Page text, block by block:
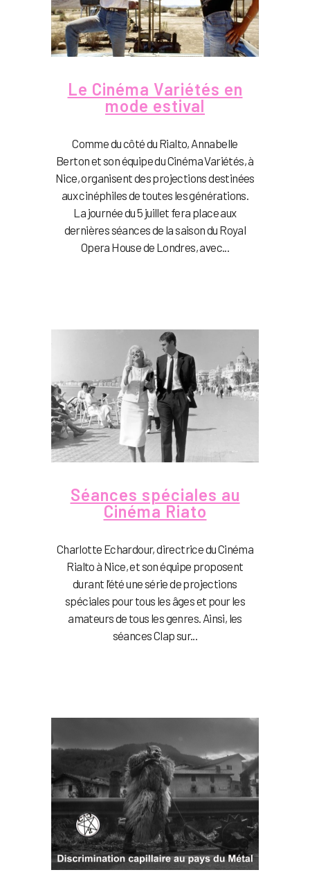
Le Cinéma Variétés en
mode estival
Comme du côté du Rialto, Annabelle
Berton et son équipe du Cinéma Variétés, à
Nice, organisent des projections destinées
aux cinéphiles de toutes les générations.
La journée du 5 juillet fera place aux
dernières séances de la saison du Royal
Opera House de Londres, avec...
Séances spéciales au
Cinéma Riato
Charlotte Echardour, directrice du Cinéma
Rialto à Nice, et son équipe proposent
durant l’été une série de projections
spéciales pour tous les âges et pour les
amateurs de tous les genres. Ainsi, les
séances Clap sur...